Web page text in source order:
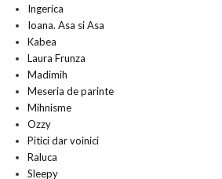
Ingerica
Ioana. Asa si Asa
Kabea
Laura Frunza
Madimih
Meseria de parinte
Mihnisme
Ozzy
Pitici dar voinici
Raluca
Sleepy